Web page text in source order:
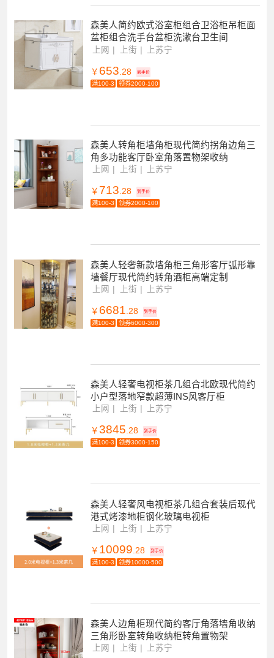
森美人简约欧式浴室柜组合卫浴柜吊柜面
盆柜组合洗手台盆柜洗漱台卫生间
上网 上街 上苏宁
￥ 653 .28 到手价
满100-3 领券2000-100
森美人转角柜墙角柜现代简约拐角边角三
角多功能客厅卧室角落置物架收纳
上网 上街 上苏宁
￥ 713.28 到手价
满100-3 领券2000-100
森美人轻奢新款墙角柜三角形客厅弧形靠
墙餐厅现代简约转角酒柜高端定制
上网 上街 上苏宁
￥ 6681 .28 到手价
满100-3 领券6000-300
森美人轻奢电视柜茶几组合北欧现代简约
小户型落地窄款超薄INS风客厅柜
上网 上街 上苏宁
￥ 3845.28 到手价
满100-3 领券3000-150
森美人轻奢风电视柜茶几组合套装后现代
港式烤漆地柜钢化玻璃电视柜
上网 上街 上苏宁
￥ 10099 .28 到手价
满100-3 领券10000-500
森美人边角柜现代简约客厅角落墙角收纳
三角形卧室转角收纳柜转角置物架
上网 上街 上苏宁